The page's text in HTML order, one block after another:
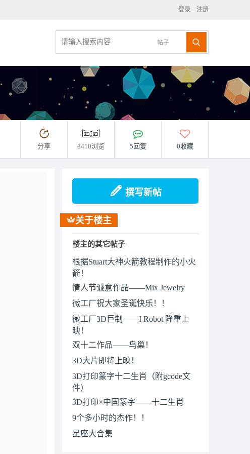
登录 注册
帖子
分享 8410浏览 5回复 0收藏
撰写新帖
关于楼主
楼主的其它帖子
根据Stuart大神火箭教程制作的小火
箭！
情人节诚意作品——Mix Jewelry
微工厂祝大家圣诞快乐！！
微工厂3D巨制——I Robot 隆重上
映！
双十二作品——鸟巢！
3D大片即将上映！
3D打印篆字十二生肖（附gcode文
件）
3D打印×中国篆字——十二生肖
9个多小时的杰作！！
星座大合集